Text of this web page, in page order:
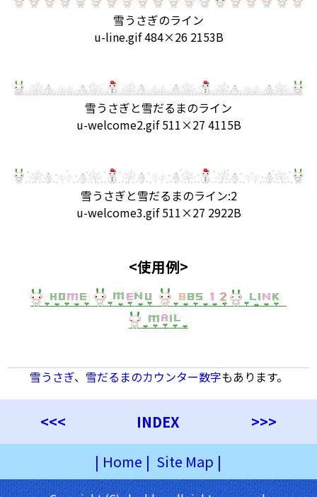
雪うさぎのライン
u-line.gif 484×26 2153B
雪うさぎと雪だるまのライン
u-welcome2.gif 511×27 4115B
雪うさぎと雪だるまのライン:2
u-welcome3.gif 511×27 2922B
<使用例>
雪うさぎ、雪だるまのカウンター数字もあります。
<<< INDEX
>>>
| Home | Site Map |